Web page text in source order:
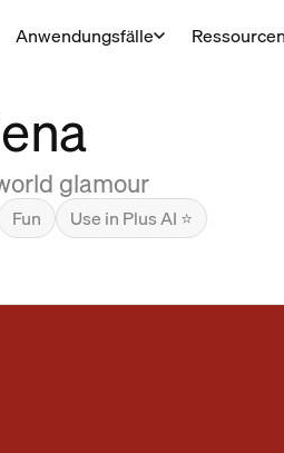
Anwendungsfälle
glamour
Fun Use in Plus AI ⭐